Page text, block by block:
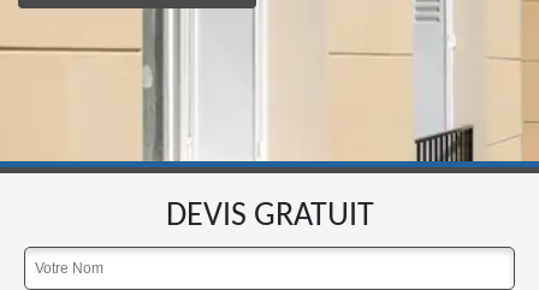
DEVIS GRATUIT